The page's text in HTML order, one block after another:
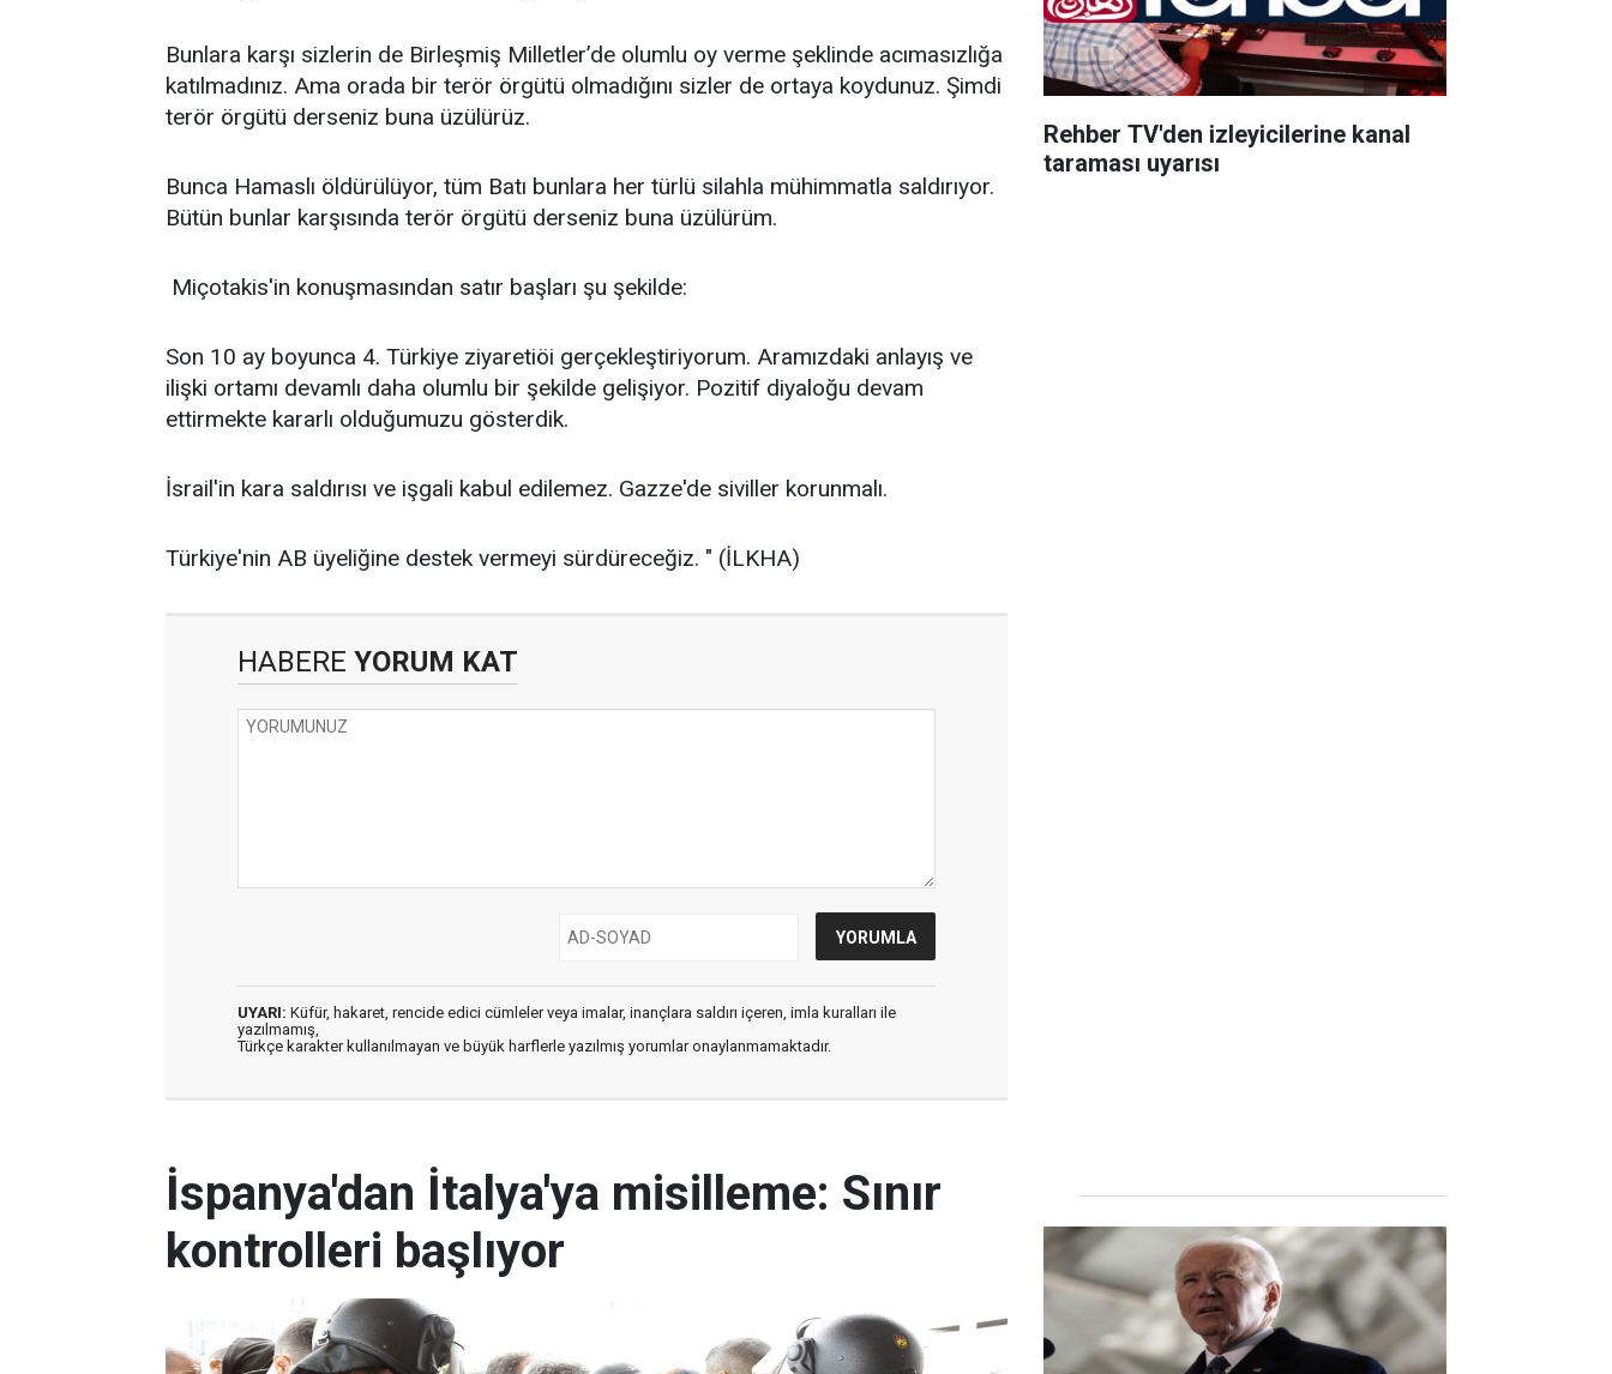
Bunlara karşı sizlerin de Birleşmiş Milletler’de olumlu oy verme şeklinde acımasızlığa
katılmadınız. Ama orada bir terör örgütü olmadığını sizler de ortaya koydunuz. Şimdi
terör örgütü derseniz buna üzülürüz.
Bunca Hamaslı öldürülüyor, tüm Batı bunlara her türlü silahla mühimmatla saldırıyor.
Bütün bunlar karşısında terör örgütü derseniz buna üzülürüm.
Miçotakis'in konuşmasından satır başları şu şekilde:
Son 10 ay boyunca 4. Türkiye ziyaretiöi gerçekleştiriyorum. Aramızdaki anlayış ve
ilişki ortamı devamlı daha olumlu bir şekilde gelişiyor. Pozitif diyaloğu devam
ettirmekte kararlı olduğumuzu gösterdik.
İsrail'in kara saldırısı ve işgali kabul edilemez. Gazze'de siviller korunmalı.
Türkiye'nin AB üyeliğine destek vermeyi sürdüreceğiz. " (İLKHA)
HABERE YORUM KAT
UYARI: Küfür, hakaret, rencide edici cümleler veya imalar, inançlara saldırı içeren, imla kuralları ile
yazılmamış,
Türkçe karakter kullanılmayan ve büyük harflerle yazılmış yorumlar onaylanmamaktadır.
Rehber TV'den izleyicilerine kanal
taraması uyarısı
İspanya'dan İtalya'ya misilleme: Sınır
kontrolleri başlıyor